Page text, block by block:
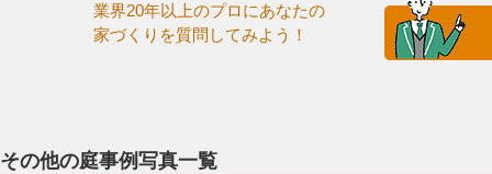
業界20年以上のプロにあなたの
家づくりを質問してみよう！
その他の庭事例写真一覧